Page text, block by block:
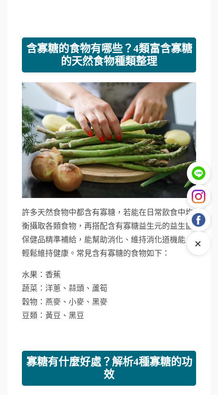
含寡糖的食物有哪些？4類富含寡糖
的天然食物種類整理
許多天然食物中都含有寡糖，若能在日常飲食中均
衡攝取各類食物，再搭配含有寡糖益生元的益生菌
保健品精準補給，能幫助消化、維持消化道機能，
輕鬆維持健康。常見含有寡糖的食物如下：
水果：香蕉
蔬菜：洋蔥、蒜頭、蘆筍
穀物：燕麥、小麥、黑麥
豆類：黃豆、黑豆
寡糖有什麼好處？解析4種寡糖的功
效
+